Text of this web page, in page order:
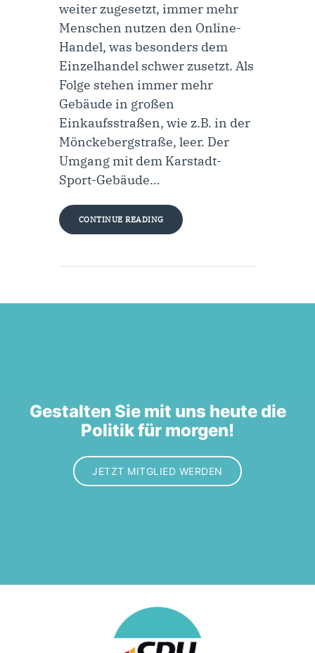
weiter zugesetzt, immer mehr
Menschen nutzen den Online-
Handel, was besonders dem
Einzelhandel schwer zusetzt. Als
Folge stehen immer mehr
Gebäude in großen
Einkaufsstraßen, wie z.B. in der
Mönckebergstraße, leer. Der
Umgang mit dem Karstadt-
Sport-Gebäude…
CONTINUE READING
Gestalten Sie mit uns heute die
Politik für morgen!
JETZT MITGLIED WERDEN